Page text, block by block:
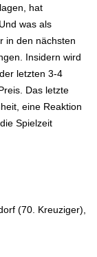
hat
was als
in den nächsten
Insidern wird
letzten 3-4
Das letzte
eine Reaktion
Spielzeit
(70. Kreuziger),